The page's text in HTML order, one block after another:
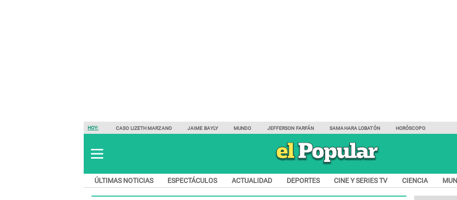
HOY: CASO LIZETH MARZANO JAIME BAYLY MUNDO JEFFERSON FARFÁN SAMAHARA LOBATÓN HORÓSCOPO
ÚLTIMAS NOTICIAS ESPECTÁCULOS ACTUALIDAD DEPORTES CINE Y SERIES TV CIENCIA